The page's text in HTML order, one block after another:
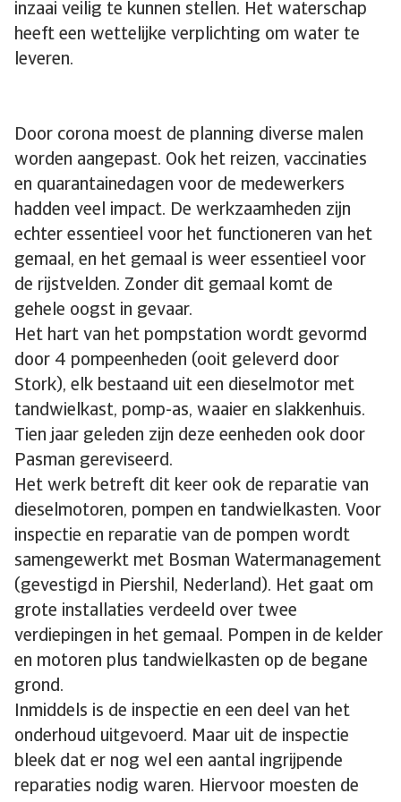
inzaai veilig te kunnen stellen. Het waterschap
heeft een wettelijke verplichting om water te
leveren.
Door corona moest de planning diverse malen
worden aangepast. Ook het reizen, vaccinaties
en quarantainedagen voor de medewerkers
hadden veel impact. De werkzaamheden zijn
echter essentieel voor het functioneren van het
gemaal, en het gemaal is weer essentieel voor
de rijstvelden. Zonder dit gemaal komt de
gehele oogst in gevaar.
Het hart van het pompstation wordt gevormd
door 4 pompeenheden (ooit geleverd door
Stork), elk bestaand uit een dieselmotor met
tandwielkast, pomp-as, waaier en slakkenhuis.
Tien jaar geleden zijn deze eenheden ook door
Pasman gereviseerd.
Het werk betreft dit keer ook de reparatie van
dieselmotoren, pompen en tandwielkasten. Voor
inspectie en reparatie van de pompen wordt
samengewerkt met Bosman Watermanagement
(gevestigd in Piershil, Nederland). Het gaat om
grote installaties verdeeld over twee
verdiepingen in het gemaal. Pompen in de kelder
en motoren plus tandwielkasten op de begane
grond.
Inmiddels is de inspectie en een deel van het
onderhoud uitgevoerd. Maar uit de inspectie
bleek dat er nog wel een aantal ingrijpende
reparaties nodig waren. Hiervoor moesten de